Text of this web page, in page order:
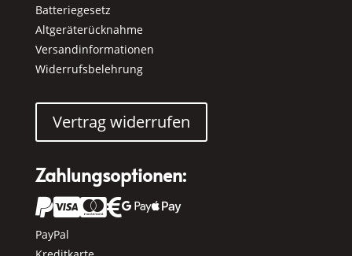
Batteriegesetz
Altgeräterücknahme
Versandinformationen
Widerrufsbelehrung
Vertrag widerrufen
Zahlungsoptionen:
 
PayPal